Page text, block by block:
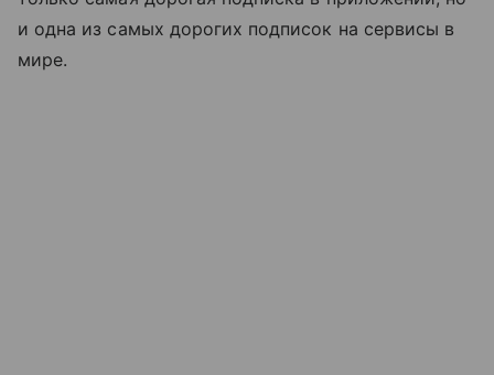
и одна из самых дорогих подписок на сервисы в
мире.